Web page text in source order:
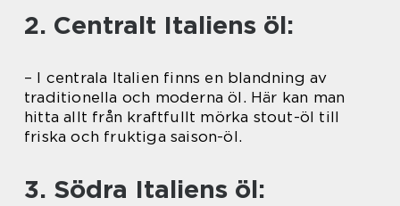
2. Centralt Italiens öl:
– I centrala Italien finns en blandning av
traditionella och moderna öl. Här kan man
hitta allt från kraftfullt mörka stout-öl till
friska och fruktiga saison-öl.
3. Södra Italiens öl: